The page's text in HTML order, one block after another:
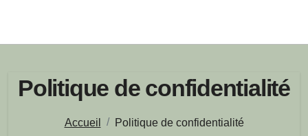
Politique de confidentialité
Accueil Politique de confidentialité